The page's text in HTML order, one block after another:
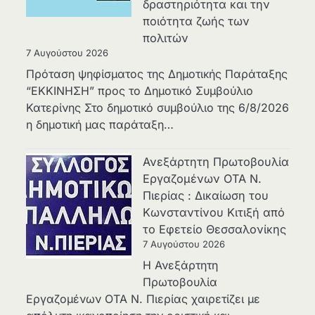
δραστηριότητα και την
ποιότητα ζωής των
πολιτών
7 Αυγούστου 2026
Πρόταση ψηφίσματος της Δημοτικής Παράταξης
“ΕΚΚΙΝΗΣΗ” προς το Δημοτικό Συμβούλιο
Κατερίνης Στο δημοτικό συμβούλιο της 6/8/2026
η δημοτική μας παράταξη…
Ανεξάρτητη Πρωτοβουλία
Εργαζομένων ΟΤΑ Ν.
Πιερίας : Δικαίωση του
Κωνσταντίνου Κιτιξή από
το Εφετείο Θεσσαλονίκης
7 Αυγούστου 2026
Η Ανεξάρτητη
Πρωτοβουλία
Εργαζομένων ΟΤΑ Ν. Πιερίας χαιρετίζει με